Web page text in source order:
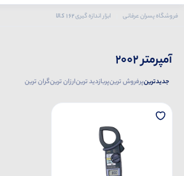
فروشگاه پسران عرفانی ابزار اندازه گیری محصولات کیوریتسو 162 کالا
آمپرمتر 2002
جدیدترینپرفروش ترینپربازدید ترینارزان ترینگران ترین